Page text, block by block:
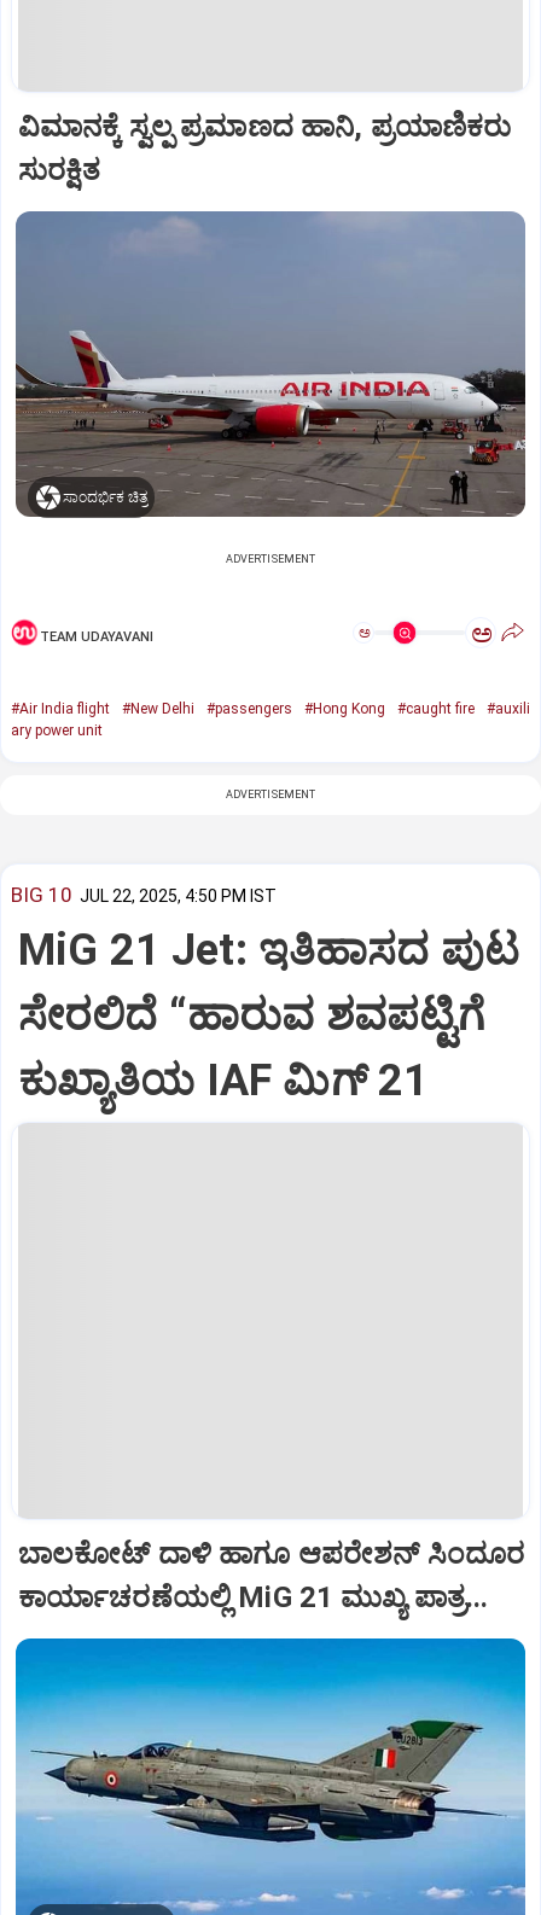
ವಿಮಾನಕ್ಕೆ ಸ್ವಲ್ಪ ಪ್ರಮಾಣದ ಹಾನಿ, ಪ್ರಯಾಣಿಕರು
ಸುರಕ್ಷಿತ
ಸಾಂದರ್ಭಿಕ ಚಿತ್ರ
ADVERTISEMENT
TEAM UDAYAVANI ಅ ಅ
#Air India flight #New Delhi #passengers #Hong Kong #caught fire
#auxili
ary power unit
ADVERTISEMENT
BIG 10 JUL 22, 2025, 4:50 PM IST
MiG 21 Jet: ಇತಿಹಾಸದ ಪುಟ
ಸೇರಲಿದೆ “ಹಾರುವ ಶವಪಟ್ಟಿಗೆ
ಕುಖ್ಯಾತಿಯ IAF ಮಿಗ್‌ 21
ಬಾಲಕೋಟ್‌ ದಾಳಿ ಹಾಗೂ ಆಪರೇಶನ್‌ ಸಿಂದೂರ
ಕಾರ್ಯಾಚರಣೆಯಲ್ಲಿ MiG 21 ಮುಖ್ಯ ಪಾತ್ರ...